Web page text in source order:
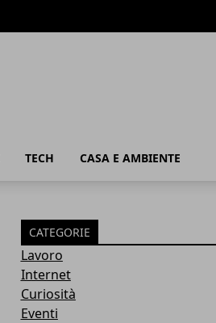
TECH CASA E AMBIENTE
CATEGORIE
Lavoro
Internet
Curiosità
Eventi